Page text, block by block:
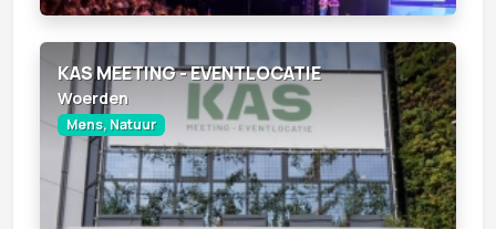
KAS MEETING - EVENTLOCATIE
Woerden
Mens, Natuur